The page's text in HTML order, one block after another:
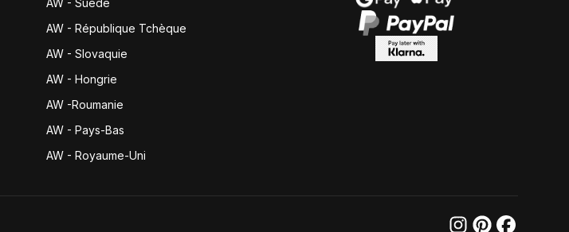
AW - Suède
AW - République Tchèque
AW - Slovaquie
AW - Hongrie
AW -Roumanie
AW - Pays-Bas
AW - Royaume-Uni